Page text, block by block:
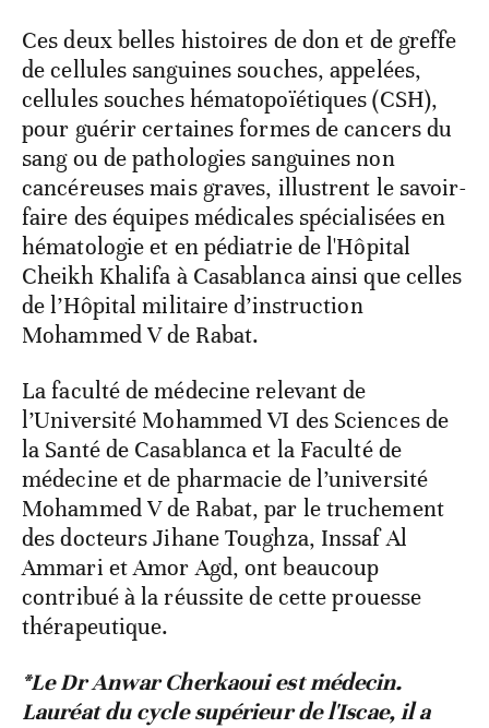
Ces deux belles histoires de don et de greffe
de cellules sanguines souches, appelées,
cellules souches hématopoïétiques (CSH),
pour guérir certaines formes de cancers du
sang ou de pathologies sanguines non
cancéreuses mais graves, illustrent le savoir-
faire des équipes médicales spécialisées en
hématologie et en pédiatrie de l'Hôpital
Cheikh Khalifa à Casablanca ainsi que celles
de l’Hôpital militaire d’instruction
Mohammed V de Rabat.
La faculté de médecine relevant de
l’Université Mohammed VI des Sciences de
la Santé de Casablanca et la Faculté de
médecine et de pharmacie de l’université
Mohammed V de Rabat, par le truchement
des docteurs Jihane Toughza, Inssaf Al
Ammari et Amor Agd, ont beaucoup
contribué à la réussite de cette prouesse
thérapeutique.
*Le Dr Anwar Cherkaoui est médecin.
Lauréat du cycle supérieur de l'Iscae, il a